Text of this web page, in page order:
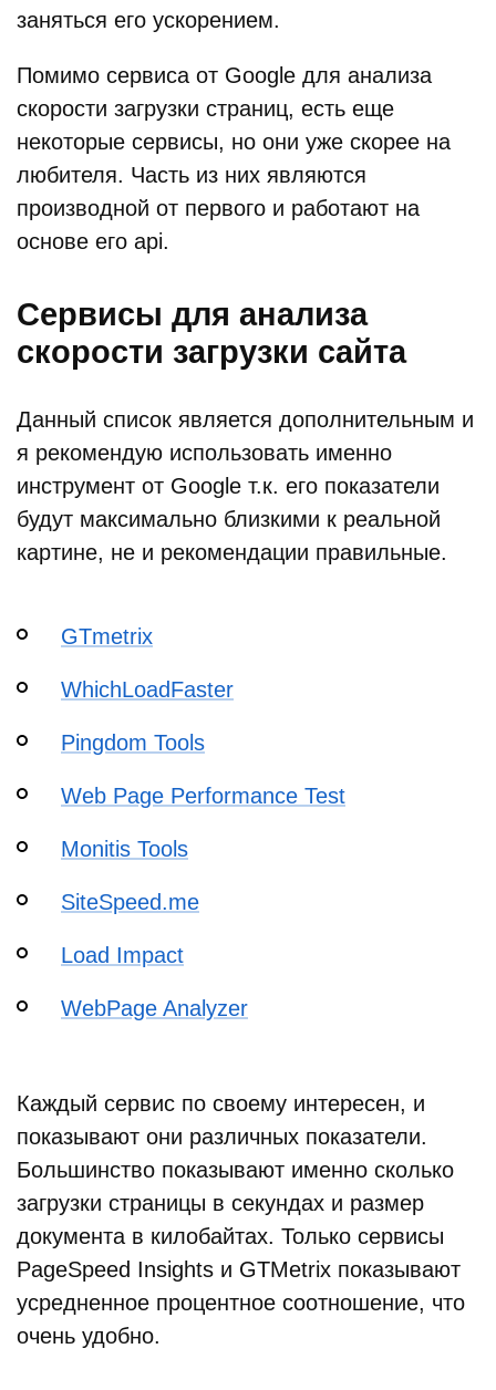
заняться его ускорением.
Помимо сервиса от Google для анализа
скорости загрузки страниц, есть еще
некоторые сервисы, но они уже скорее на
любителя. Часть из них являются
производной от первого и работают на
основе его api.
Сервисы для анализа
скорости загрузки сайта
Данный список является дополнительным и
я рекомендую использовать именно
инструмент от Google т.к. его показатели
будут максимально близкими к реальной
картине, не и рекомендации правильные.
GTmetrix
WhichLoadFaster
Pingdom Tools
Web Page Performance Test
Monitis Tools
SiteSpeed.me
Load Impact
WebPage Analyzer
Каждый сервис по своему интересен, и
показывают они различных показатели.
Большинство показывают именно сколько
загрузки страницы в секундах и размер
документа в килобайтах. Только сервисы
PageSpeed Insights и GTMetrix показывают
усредненное процентное соотношение, что
очень удобно.